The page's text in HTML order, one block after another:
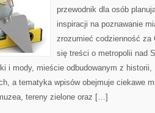
przewodnik dla osób
inspiracji na poznawanie
zrozumieć codzienność za
się treści o metropolii nad
i mody, mieście odbudowanym z
a tematyka wpisów obejmuje ciekawe
tereny zielone oraz […]